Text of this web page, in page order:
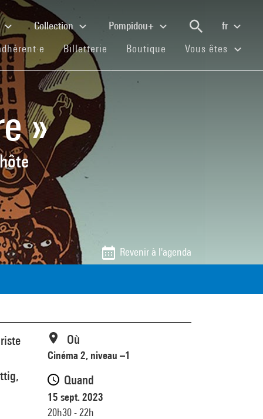
Collection Pompidou+
fr
(current)
Billetterie (current)
Boutique (current)
Vous êtes
»
Revenir à l'agenda
Où
Cinéma 2, niveau –1
Quand
15 sept. 2023
20h30 - 22h